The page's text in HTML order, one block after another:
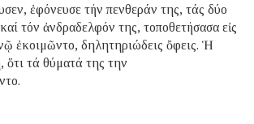
ἐφόνευσε τήν πενθεράν της, τάς δύο
τόν ἀνδραδελφόν της, τοποθετήσασα εἰς
ἐκοιμῶντο, δηλητηριώδεις ὄφεις. Ἡ
ὅτι τά θύματά της την